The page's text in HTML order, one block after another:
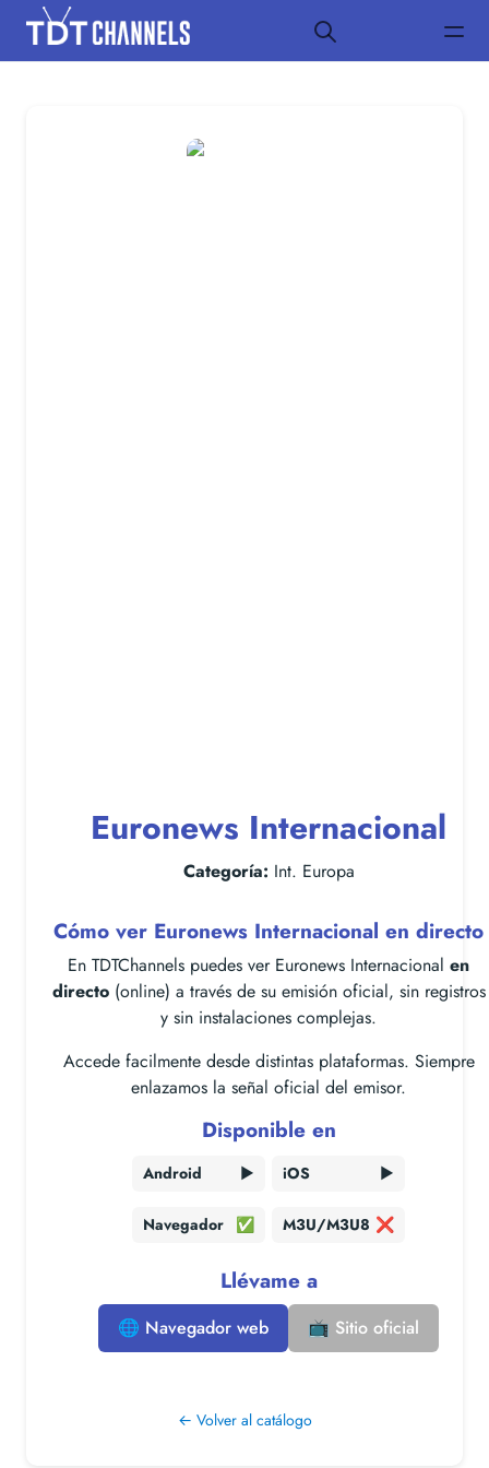
Euronews Internacional
Categoría: Int. Europa
Cómo ver Euronews Internacional en directo
En TDTChannels puedes ver Euronews Internacional en
directo(online) a través de su emisión oficial, sin registros
y sin instalaciones complejas.
Accede facilmente desde distintas plataformas. Siempre
enlazamos la señal oficial del emisor.
Disponible en
Android ▶️ iOS ▶️
Navegador ✅ M3U/M3U8 ❌
Llévame a
🌐 Navegador web 📺 Sitio oficial
← Volver al catálogo